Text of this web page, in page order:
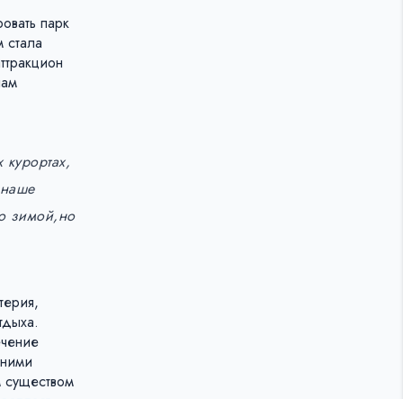
парк
зимой,но